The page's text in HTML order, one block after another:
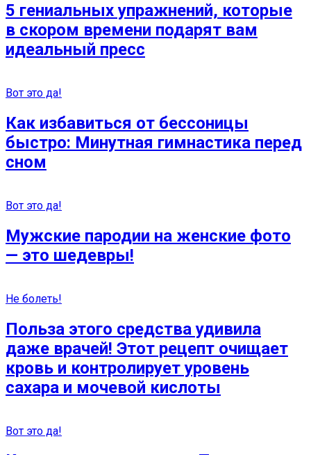
5 гениальных упражнений, которые
в скором времени подарят вам
идеальный пресс
Вот это да!
Как избавиться от бессоницы
быстро: Минутная гимнастика перед
сном
Вот это да!
Мужские пародии на женские фото
— это шедевры!
Не болеть!
Польза этого средства удивила
даже врачей! Этот рецепт очищает
кровь и контролирует уровень
сахара и мочевой кислоты
Вот это да!